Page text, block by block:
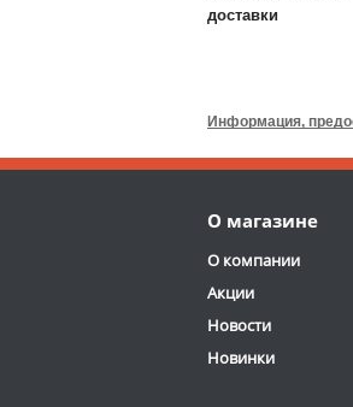
Размер:
доставки
Информация,
О магазине
О компании
Акции
Новости
Новинки